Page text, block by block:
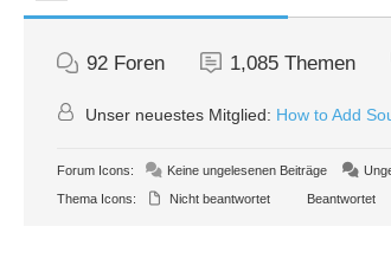
92 Foren 1,085 Themen
Unser neuestes Mitglied: How to Add
Forum Icons: Keine ungelesenen Beiträge
Thema Icons:
Nicht beantwortet Beantwortet